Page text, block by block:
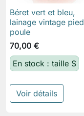
Béret vert et bleu,
lainage vintage
poule
70,00 €
En stock : taille S
Voir détails